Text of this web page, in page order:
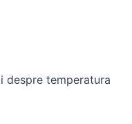
despre temperatura